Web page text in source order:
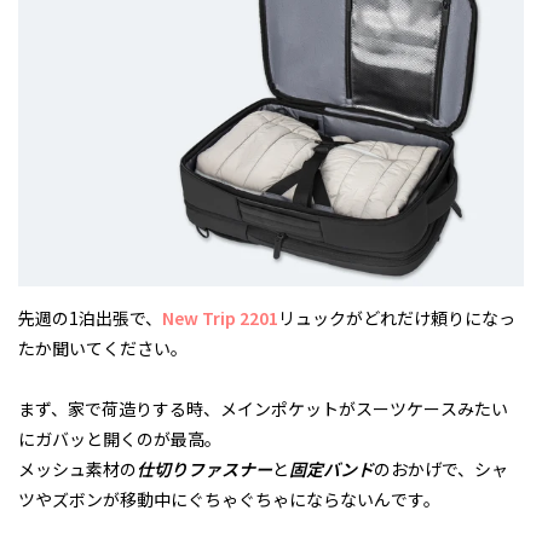
先週の1泊出張で、 New Trip 2201 リュックがどれだけ頼りになっ
たか聞いてください。
まず、家で荷造りする時、メインポケットがスーツケースみたい
にガバッと開くのが最高。
メッシュ素材の仕切りファスナーと固定バンドのおかげで、シャ
ツやズボンが移動中にぐちゃぐちゃにならないんです。